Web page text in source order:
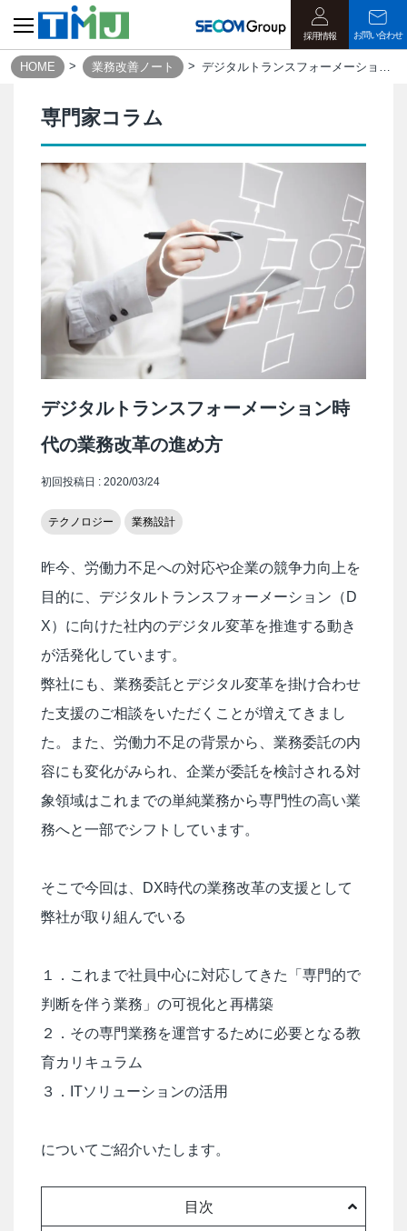
採用情報 お問い合わせ
HOME 業務改善ノート デジタルトランスフォーメーション時代の業務改革の進め方｜業務改善ノート
専門家コラム
テクノロジー 業務設計
初回投稿日 : 2020/03/24
デジタルトランスフォーメーション時
代の業務改革の進め方
昨今、労働力不足への対応や企業の競争力向上を
目的に、デジタルトランスフォーメーション（D
X）に向けた社内のデジタル変革を推進する動き
が活発化しています。
弊社にも、業務委託とデジタル変革を掛け合わせ
た支援のご相談をいただくことが増えてきまし
た。また、労働力不足の背景から、業務委託の内
容にも変化がみられ、企業が委託を検討される対
象領域はこれまでの単純業務から専門性の高い業
務へと一部でシフトしています。
そこで今回は、DX時代の業務改革の支援として
弊社が取り組んでいる
１．これまで社員中心に対応してきた「専門的で
判断を伴う業務」の可視化と再構築
２．その専門業務を運営するために必要となる教
育カリキュラム
３．ITソリューションの活用
についてご紹介いたします。
目次